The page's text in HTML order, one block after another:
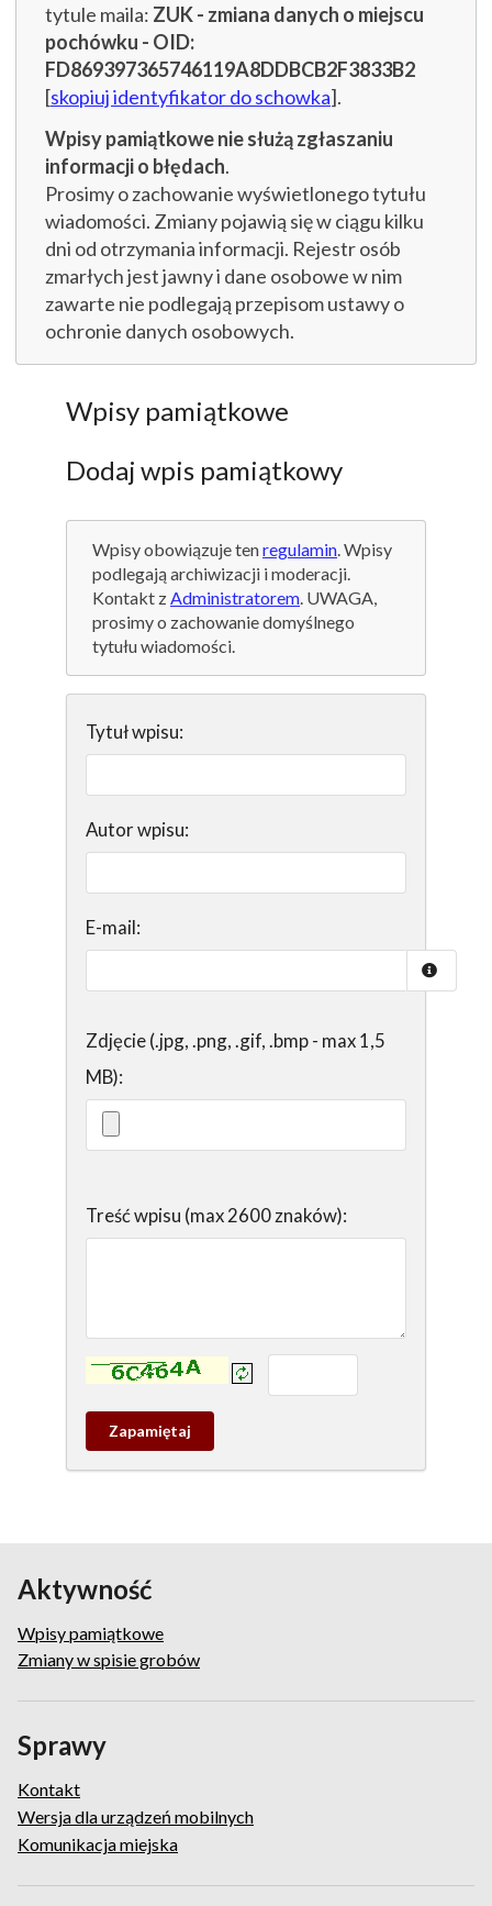
tytule maila: ZUK - zmiana danych o miejscu
pochówku - OID:
FD869397365746119A8DDBCB2F3833B2
[skopiuj identyfikator do schowka].
Wpisy pamiątkowe nie służą zgłaszaniu
informacji o błędach.
Prosimy o zachowanie wyświetlonego tytułu
wiadomości. Zmiany pojawią się w ciągu kilku
dni od otrzymania informacji. Rejestr osób
zmarłych jest jawny i dane osobowe w nim
zawarte nie podlegają przepisom ustawy o
ochronie danych osobowych.
Wpisy pamiątkowe
Dodaj wpis pamiątkowy
Wpisy obowiązuje tenregulamin. Wpisy
podlegają archiwizacji i moderacji.
Kontakt zAdministratorem. UWAGA,
prosimy o zachowanie domyślnego
tytułu wiadomości.
Tytuł wpisu:
Autor wpisu:
E-mail:
Zdjęcie (.jpg, .png, .gif, .bmp - max 1,5
MB):
Treść wpisu (max 2600 znaków):
Kontrola - wprowadź tekst z obrazka:
Zapamietaj
wpis
Aktywność
Wpisy pamiątkowe
Zmiany w spisie grobów
Sprawy
Kontakt
Wersja dla urządzeń mobilnych
Komunikacja miejska